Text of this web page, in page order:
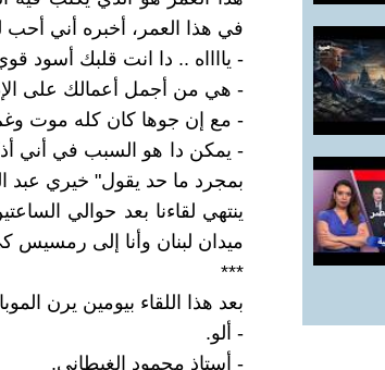
في هذا العمر، أخبره أني أحب
- يااااه .. دا انت قلبك أسود
- هي من أجمل أعمالك على
- مع إن جوها كان كله موت
- يمكن دا هو السبب في أني
بمجرد ما حد يقول" خيري عبد
ينتهي لقاءنا بعد حوالي
ميدان لبنان وأنا إلى رمسيس
***
بعد هذا اللقاء بيومين يرن
- ألو.
- أستاذ محمود الغيطاني.